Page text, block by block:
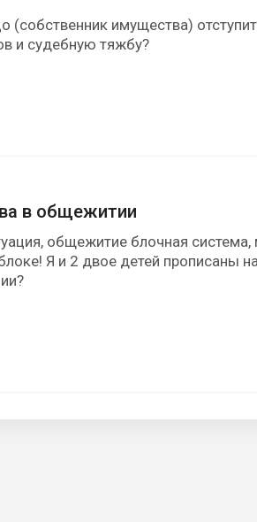
имущества)
и судебную тяжбу?
в общежитии
общежитие блочная
Я и 2 двое детей прописаны